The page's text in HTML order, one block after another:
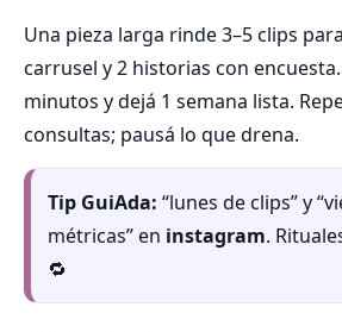
Una pieza larga rinde 3–5 clips para
carrusel y 2 historias con
minutos y dejá 1 semana lista.
consultas; pausá lo que drena.
Tip GuiAda: “lunes de clips” y
métricas” en instagram.
🔁